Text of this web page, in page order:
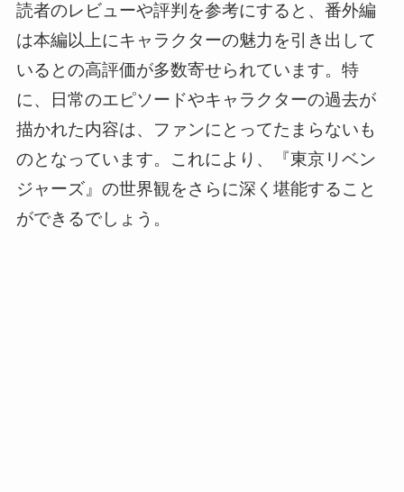
読者のレビューや評判を参考にすると、番外編
は本編以上にキャラクターの魅力を引き出して
いるとの高評価が多数寄せられています。特
に、日常のエピソードやキャラクターの過去が
描かれた内容は、ファンにとってたまらないも
のとなっています。これにより、『東京リベン
ジャーズ』の世界観をさらに深く堪能すること
ができるでしょう。